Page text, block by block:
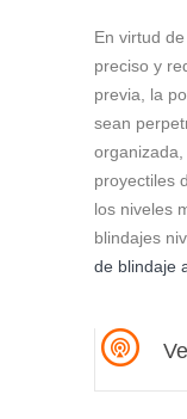
En virtud
preciso y
previa, la
sean
proyectiles
los niveles
blindajes
de blindaje